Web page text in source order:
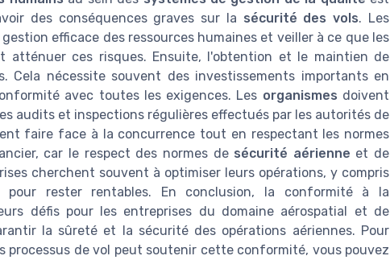
des conséquences graves sur la sécurité des vols. Les
efficace des ressources humaines et veiller à ce que les
atténuer ces risques. Ensuite, l'obtention et le maintien de
Cela nécessite souvent des investissements importants en
avec toutes les exigences. Les organismes doivent
audits et inspections régulières effectués par les autorités de
faire face à la concurrence tout en respectant les normes
car le respect des normes de sécurité aérienne et de
cherchent souvent à optimiser leurs opérations, y compris
pour rester rentables. En conclusion, la conformité à la
défis pour les entreprises du domaine aérospatial et de
la sûreté et la sécurité des opérations aériennes. Pour
de vol peut soutenir cette conformité, vous pouvez